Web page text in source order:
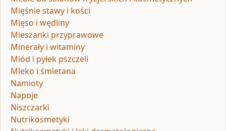
Mięśnie stawy i kości
Mięso i wędliny
Mieszanki przyprawowe
Minerały i witaminy
Miód i pyłek pszczeli
Mleko i śmietana
Namioty
Napoje
Niszczarki
Nutrikosmetyki